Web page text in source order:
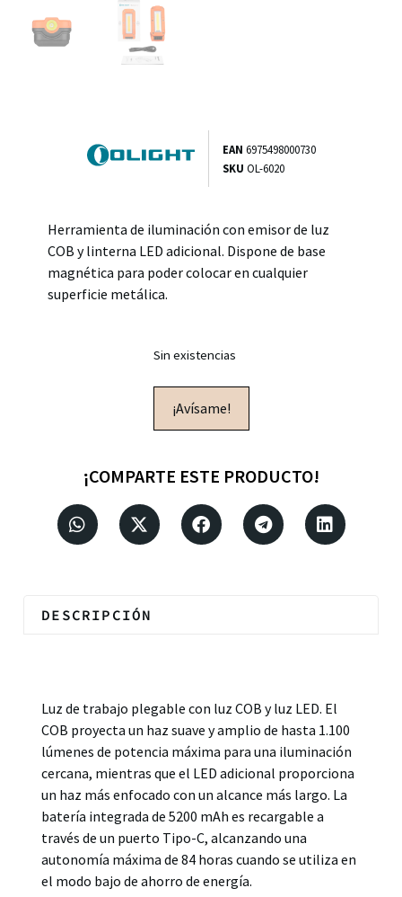
EAN 6975498000730
SKU OL-6020
Herramienta de iluminación con emisor de luz
COB y linterna LED adicional. Dispone de base
magnética para poder colocar en cualquier
superficie metálica.
Sin existencias
¡Avísame!
¡COMPARTE ESTE PRODUCTO!
DESCRIPCIÓN
Luz de trabajo plegable con luz COB y luz LED. El
COB proyecta un haz suave y amplio de hasta 1.100
lúmenes de potencia máxima para una iluminación
cercana, mientras que el LED adicional proporciona
un haz más enfocado con un alcance más largo. La
batería integrada de 5200 mAh es recargable a
través de un puerto Tipo-C, alcanzando una
autonomía máxima de 84 horas cuando se utiliza en
el modo bajo de ahorro de energía.